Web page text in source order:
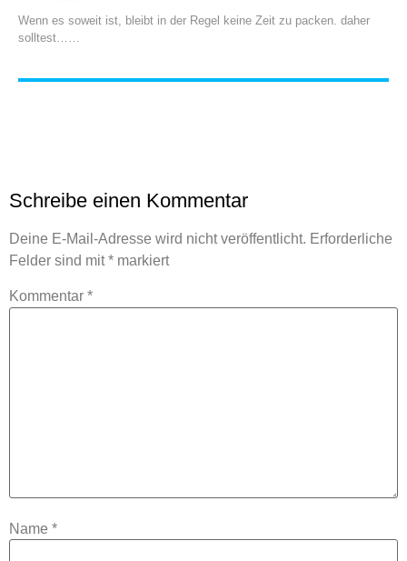
Wenn es soweit ist, bleibt in der Regel keine Zeit zu packen. daher
solltest…
Schreibe einen Kommentar
Deine E-Mail-Adresse wird nicht veröffentlicht. Erforderliche
Felder sind mit* markiert
Kommentar *
Name *